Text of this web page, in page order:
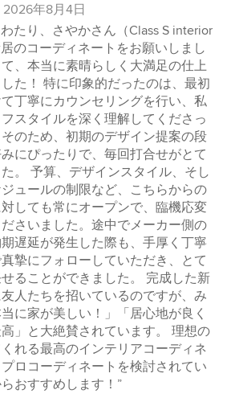
2026年8月4日
たり、さやかさん（Class S interior
のコーディネートをお願いしまし
、本当に素晴らしく大満足の仕上
た！ 特に印象的だったのは、最初
丁寧にカウンセリングを行い、私
スタイルを深く理解してくださっ
のため、初期のデザイン提案の段
にぴったりで、毎回打合せがとて
。 予算、デザインスタイル、そし
ュールの制限など、こちらからの
しても常にオープンで、臨機応変
さいました。途中でメーカー側の
遅延が発生した際も、手厚く丁寧
摯にフォローしていただき、とて
ることができました。 完成した新
人たちを招いているのですが、み
に家が美しい！」「居心地が良く
」と大絶賛されています。 理想の
れる最高のインテリアコーディネ
ロコーディネートを検討されてい
おすすめします！”